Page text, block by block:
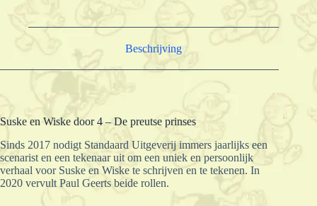
Beschrijving
Suske en Wiske door 4 – De preutse prinses
Sinds 2017 nodigt Standaard Uitgeverij immers jaarlijks een
scenarist en een tekenaar uit om een uniek en persoonlijk
verhaal voor Suske en Wiske te schrijven en te tekenen. In
2020 vervult Paul Geerts beide rollen.